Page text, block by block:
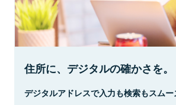
住所に、デジタルの確かさを。
デジタルアドレスで入力も検索もスムー